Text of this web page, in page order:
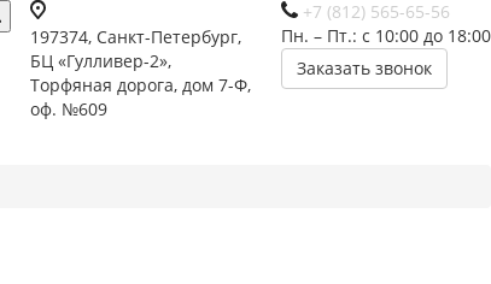
+7 (812) 565-65-56
Пн. – Пт.: с 10:00 до 18:00
Заказать звонок
197374, Санкт-Петербург,
БЦ «Гулливер-2»,
Торфяная дорога, дом 7-Ф,
оф. №609